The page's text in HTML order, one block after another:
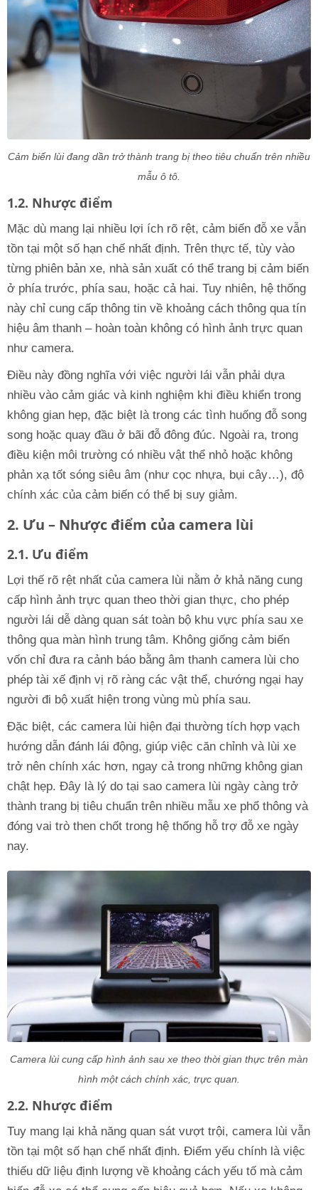
Cảm biến lùi đang dần trở thành trang bị theo tiêu chuẩn trên nhiều
mẫu ô tô.
1.2. Nhược điểm
Mặc dù mang lại nhiều lợi ích rõ rệt, cảm biến đỗ xe vẫn
tồn tại một số hạn chế nhất định. Trên thực tế, tùy vào
từng phiên bản xe, nhà sản xuất có thể trang bị cảm biến
ở phía trước, phía sau, hoặc cả hai. Tuy nhiên, hệ thống
này chỉ cung cấp thông tin về khoảng cách thông qua tín
hiệu âm thanh – hoàn toàn không có hình ảnh trực quan
như camera.
Điều này đồng nghĩa với việc người lái vẫn phải dựa
nhiều vào cảm giác và kinh nghiệm khi điều khiển trong
không gian hẹp, đặc biệt là trong các tình huống đỗ song
song hoặc quay đầu ở bãi đỗ đông đúc. Ngoài ra, trong
điều kiện môi trường có nhiều vật thể nhỏ hoặc không
phản xạ tốt sóng siêu âm (như cọc nhựa, bụi cây…), độ
chính xác của cảm biến có thể bị suy giảm.
2. Ưu – Nhược điểm của camera lùi
2.1. Ưu điểm
Lợi thế rõ rệt nhất của camera lùi nằm ở khả năng cung
cấp hình ảnh trực quan theo thời gian thực, cho phép
người lái dễ dàng quan sát toàn bộ khu vực phía sau xe
thông qua màn hình trung tâm. Không giống cảm biến
vốn chỉ đưa ra cảnh báo bằng âm thanh camera lùi cho
phép tài xế định vị rõ ràng các vật thể, chướng ngại hay
người đi bộ xuất hiện trong vùng mù phía sau.
Đặc biệt, các camera lùi hiện đại thường tích hợp vạch
hướng dẫn đánh lái động, giúp việc căn chỉnh và lùi xe
trở nên chính xác hơn, ngay cả trong những không gian
chật hẹp. Đây là lý do tại sao camera lùi ngày càng trở
thành trang bị tiêu chuẩn trên nhiều mẫu xe phổ thông và
đóng vai trò then chốt trong hệ thống hỗ trợ đỗ xe ngày
nay.
Camera lùi cung cấp hình ảnh sau xe theo thời gian thực trên màn
hình một cách chính xác, trực quan.
2.2. Nhược điểm
Tuy mang lại khả năng quan sát vượt trội, camera lùi vẫn
tồn tại một số hạn chế nhất định. Điểm yếu chính là việc
thiếu dữ liệu định lượng về khoảng cách yếu tố mà cảm